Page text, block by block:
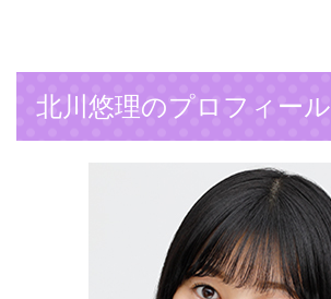
北川悠理のプロフィール